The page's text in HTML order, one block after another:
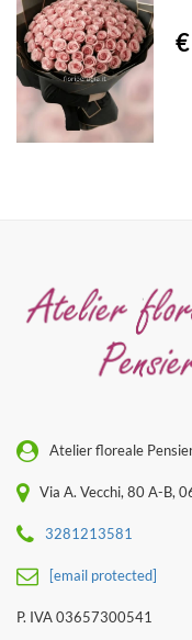
Atelier floreale
Via A. Vecchi, 80 A-B,
3281213581
[email protected]
P. IVA 03657300541